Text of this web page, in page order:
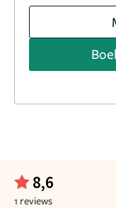
8,6
1 reviews